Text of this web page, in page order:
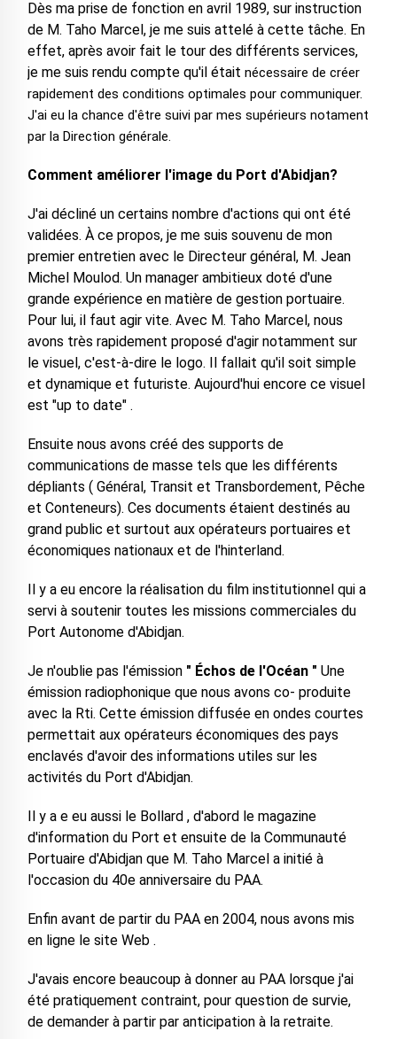
Dès ma prise de fonction en avril 1989, sur instruction
de M. Taho Marcel, je me suis attelé à cette tâche. En
effet, après avoir fait le tour des différents services,
je me suis rendu compte qu'il était nécessaire de créer
rapidement des conditions optimales pour communiquer.
J'ai eu la chance d'être suivi par mes supérieurs notament
par la Direction générale.
Comment améliorer l'image du Port d'Abidjan?
J'ai décliné un certains nombre d'actions qui ont été
validées. À ce propos, je me suis souvenu de mon
premier entretien avec le Directeur général, M. Jean
Michel Moulod. Un manager ambitieux doté d'une
grande expérience en matière de gestion portuaire.
Pour lui, il faut agir vite. Avec M. Taho Marcel, nous
avons très rapidement proposé d'agir notamment sur
le visuel, c'est-à-dire le logo. Il fallait qu'il soit simple
et dynamique et futuriste. Aujourd'hui encore ce visuel
est "up to date" .
Ensuite nous avons créé des supports de
communications de masse tels que les différents
dépliants ( Général, Transit et Transbordement, Pêche
et Conteneurs). Ces documents étaient destinés au
grand public et surtout aux opérateurs portuaires et
économiques nationaux et de l'hinterland.
Il y a eu encore la réalisation du film institutionnel qui a
servi à soutenir toutes les missions commerciales du
Port Autonome d'Abidjan.
Je n'oublie pas l'émission " Échos de l'Océan " Une
émission radiophonique que nous avons co- produite
avec la Rti. Cette émission diffusée en ondes courtes
permettait aux opérateurs économiques des pays
enclavés d'avoir des informations utiles sur les
activités du Port d'Abidjan.
Il y a e eu aussi le Bollard , d'abord le magazine
d'information du Port et ensuite de la Communauté
Portuaire d'Abidjan que M. Taho Marcel a initié à
l'occasion du 40e anniversaire du PAA.
Enfin avant de partir du PAA en 2004, nous avons mis
en ligne le site Web .
J'avais encore beaucoup à donner au PAA lorsque j'ai
été pratiquement contraint, pour question de survie,
de demander à partir par anticipation à la retraite.